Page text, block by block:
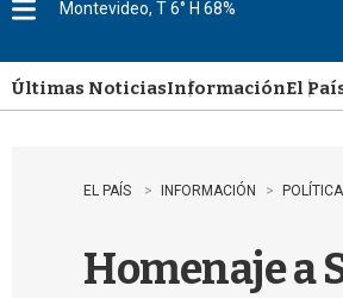
u
Montevideo, T 6° H 68%
Últimas NoticiasInformaciónEl
EL PAÍS INFORMACIÓN POLÍTICA
Homenaje a